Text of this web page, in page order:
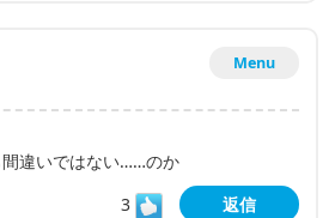
Menu
違いではない……のか
3
返信